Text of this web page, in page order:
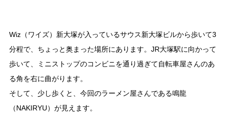
Wiz（ワイズ）新大塚が入っているサウス新大塚ビルから歩いて3
分程で、ちょっと奥まった場所にあります。JR大塚駅に向かって
歩いて、ミニストップのコンビニを通り過ぎて自転車屋さんのあ
る角を右に曲がります。
そして、少し歩くと、今回のラーメン屋さんである鳴龍
（NAKIRYU）が見えます。